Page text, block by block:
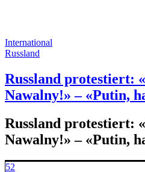
International
Russland
Russland protestiert:
Nawalny!» – «Putin,
Russland protestiert:
Nawalny!» – «Putin,
52